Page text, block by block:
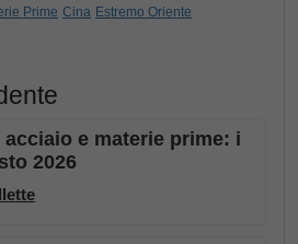
Prime Cina Estremo Oriente
e materie prime: i
2026